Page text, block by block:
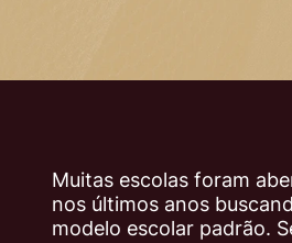
Muitas escolas foram
nos últimos anos
modelo escolar padrão.